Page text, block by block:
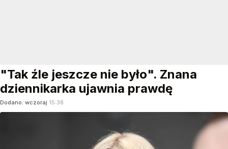
"Tak źle jeszcze nie było". Znana
dziennikarka ujawnia prawdę
Dodano: wczoraj 15:38